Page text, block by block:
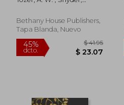
40% $ 49.26
Inglés)
Bethany House Publishers,
Tapa Blanda, Nuevo